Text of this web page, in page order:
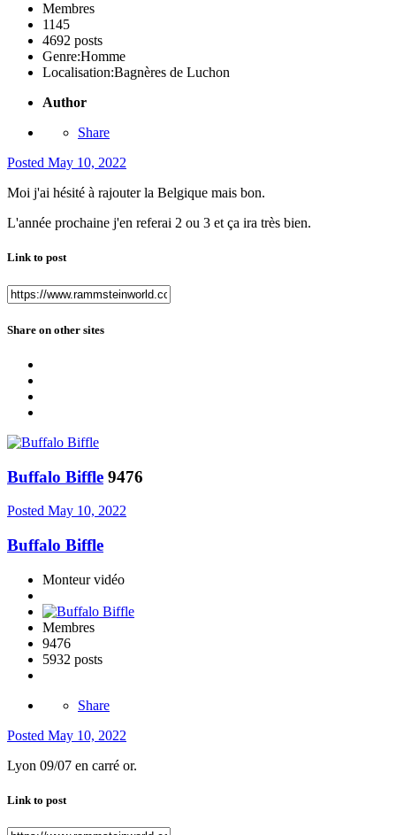
Membres
1145
4692 posts
Genre:Homme
Localisation:Bagnères de Luchon
Author
Share
Posted May 10, 2022
Moi j'ai hésité à rajouter la Belgique mais bon.
L'année prochaine j'en referai 2 ou 3 et ça ira très bien.
Link to post
Share on other sites
Buffalo Biffle 9476
Posted May 10, 2022
Buffalo Biffle
Monteur vidéo
Membres
9476
5932 posts
Share
Posted May 10, 2022
Lyon 09/07 en carré or.
Link to post